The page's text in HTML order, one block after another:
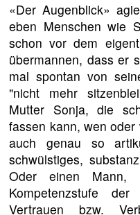
«Der Augenblick»
eben Menschen wie
schon vor dem
übermannen, dass er
mal spontan von
"nicht mehr
Mutter Sonja, die
fassen kann, wen
auch genau so
schwülstiges,
Oder einen Mann,
Kompetenzstufe
Vertrauen bzw.